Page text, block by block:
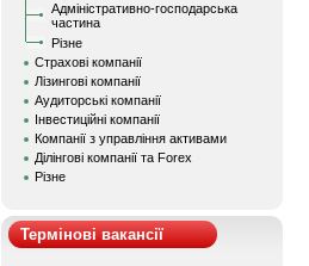
Адміністративно-господарська
частина
Різне
Страхові компанії
Лізингові компанії
Аудиторські компанії
Інвестиційні компанії
Компанії з управління активами
Ділінгові компанії та Forex
Різне
Термінові вакансії